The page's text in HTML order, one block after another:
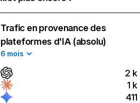
Trafic en provenance des
plateformes d'IA (absolu)
6 mois
2 k
1 k
411